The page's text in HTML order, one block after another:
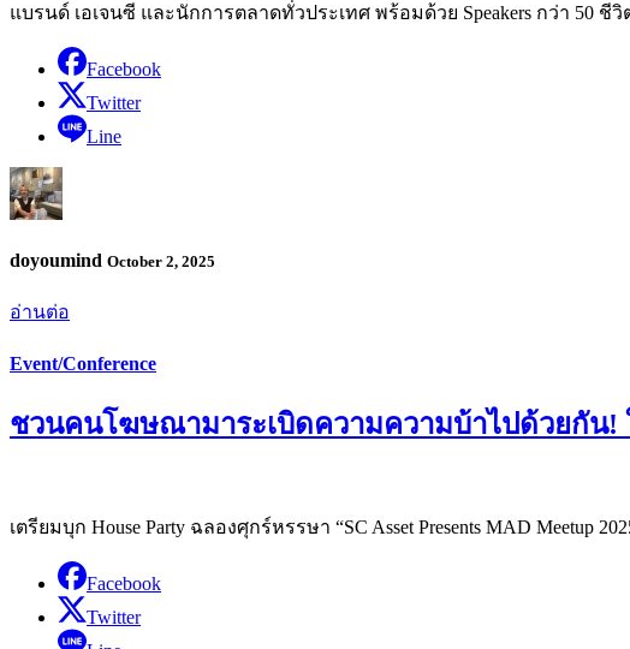
แบรนด์ เอเจนซี และนักการตลาดทั่วประเทศ พร้อมด้วย Speakers กว่า 50
Facebook
Twitter
Line
doyoumind October 2, 2025
อ่านต่อ
Event/Conference
ชวนคนโฆษณามาระเบิดความความบ้าไปด้วยกัน! ใ
เตรียมบุก House Party ฉลองศุกร์หรรษา “SC Asset Presents MAD
Facebook
Twitter